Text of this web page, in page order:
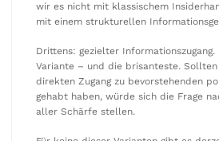
wir es nicht mit klassischem
mit einem strukturellen
Drittens: gezielter
Variante – und die brisanteste.
direkten Zugang zu bevorstehenden
gehabt haben, würde sich die Frage
aller Schärfe stellen.